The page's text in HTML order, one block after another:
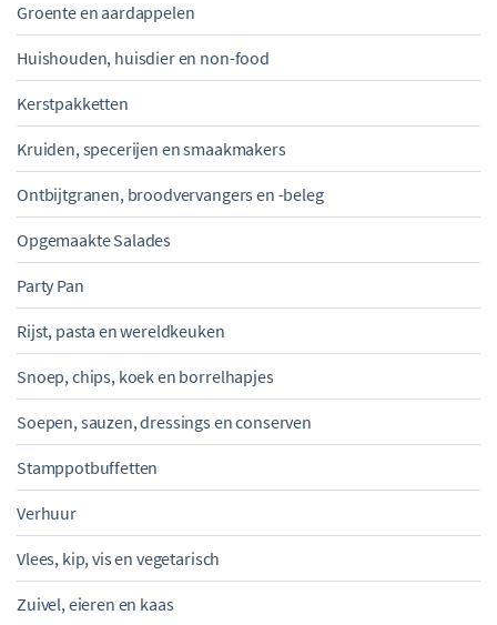
Groente en aardappelen
Huishouden, huisdier en non-food
Kerstpakketten
Kruiden, specerijen en smaakmakers
Ontbijtgranen, broodvervangers en -beleg
Opgemaakte Salades
Party Pan
Rijst, pasta en wereldkeuken
Snoep, chips, koek en borrelhapjes
Soepen, sauzen, dressings en conserven
Stamppotbuffetten
Verhuur
Vlees, kip, vis en vegetarisch
Zuivel, eieren en kaas